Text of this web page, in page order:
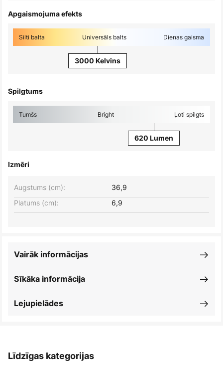
Apgaismojuma efekts
Silti balta Universāls balts Dienas gaisma
3000 Kelvins
Spilgtums
Tumšs Bright Ļoti spilgts
620 Lumen
Izmēri
Platums (cm): 6,9
Augstums (cm): 36,9
Sīkāka informācija
Vairāk informācijas
Lejupielādes
Līdzīgas kategorijas